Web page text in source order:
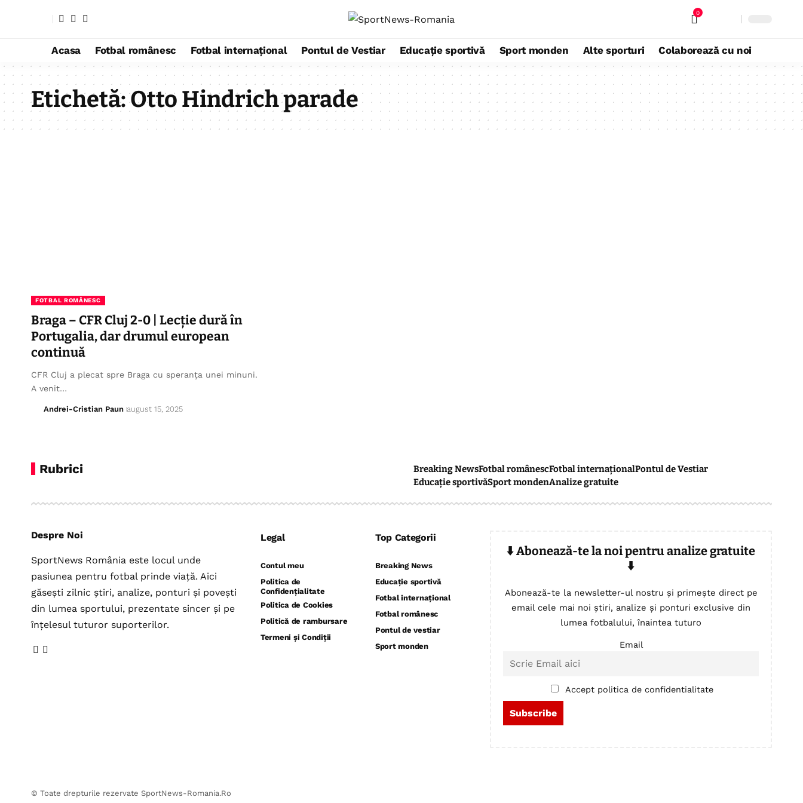
0
Acasa Fotbal românesc Fotbal internațional Pontul de Vestiar Educație sportivă Sport monden Alte sporturi Colaborează cu noi
Etichetă:Otto Hindrich parade
FOTBAL ROMÂNESC
Braga – CFR Cluj 2-0 | Lecție dură în
Portugalia, dar drumul european
continuă
CFR Cluj a plecat spre Braga cu speranța unei minuni.
A venit…
Andrei-Cristian Paun august 15, 2025
Rubrici Breaking NewsFotbal românescFotbal internaționalPontul de Vestiar
Educație sportivăSport mondenAnalize gratuite
Despre Noi
SportNews România este locul unde
pasiunea pentru fotbal prinde viață. Aici
găsești zilnic știri, analize, ponturi și povești
din lumea sportului, prezentate sincer și pe
înțelesul tuturor suporterilor.
Legal
Contul meu
Politica de
Confidențialitate
Politica de Cookies
Politică de rambursare
Termeni și Condiții
Top Categorii
Breaking News
Educație sportivă
Fotbal internațional
Fotbal românesc
Pontul de vestiar
Sport monden
⬇️ Abonează-te la noi pentru analize gratuite
⬇️
Abonează-te la newsletter-ul nostru și primește direct pe
email cele mai noi știri, analize și ponturi exclusive din
lumea fotbalului, înaintea tuturo
Email
Accept politica de confidentialitate
© Toate drepturile rezervate SportNews-Romania.Ro